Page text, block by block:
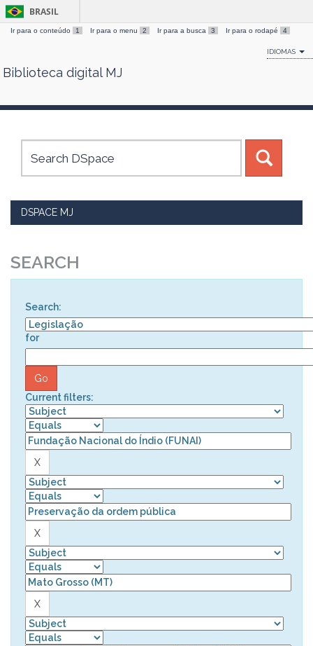
Skip
BRASIL
Ir para o conteúdo 1 Ir para o menu 2 Ir para a busca 3 Ir para o rodapé 4
IDIOMAS
Biblioteca digital MJ
DSPACE MJ
SEARCH
Search:
for
Current filters: